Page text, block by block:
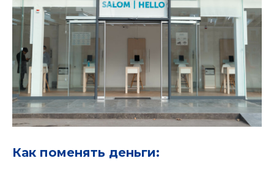
Как поменять деньги: